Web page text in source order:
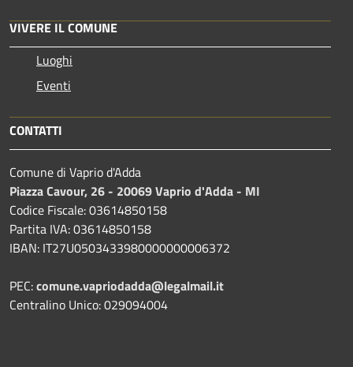
VIVERE IL COMUNE
Luoghi
Eventi
CONTATTI
Comune di Vaprio d'Adda
Piazza Cavour, 26 - 20069 Vaprio d'Adda - MI
Codice Fiscale: 03614850158
Partita IVA: 03614850158
IBAN: IT27U0503433980000000006372
PEC:comune.vapriodadda@legalmail.it
Centralino Unico: 029094004